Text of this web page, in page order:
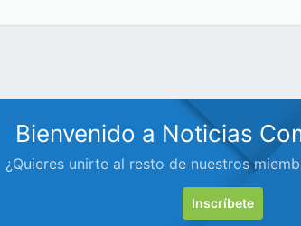
Bienvenido a Noticias
¿Quieres unirte al resto de nuestros
Inscríbete